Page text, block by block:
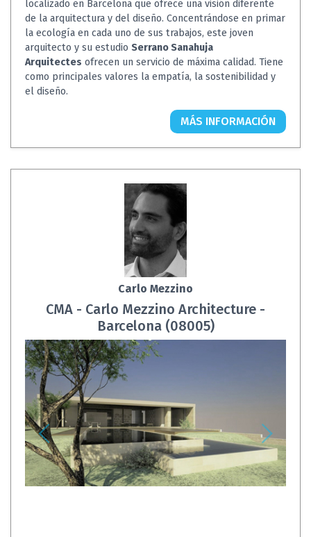
localizado en Barcelona que ofrece una visión diferente
de la arquitectura y del diseño. Concentrándose en primar
la ecología en cada uno de sus trabajos, este joven
arquitecto y su estudio Serrano Sanahuja
Arquitectes ofrecen un servicio de máxima calidad. Tiene
como principales valores la empatía, la sostenibilidad y
el diseño.
MÁS INFORMACIÓN
Carlo Mezzino
CMA - Carlo Mezzino Architecture -
Barcelona (08005)